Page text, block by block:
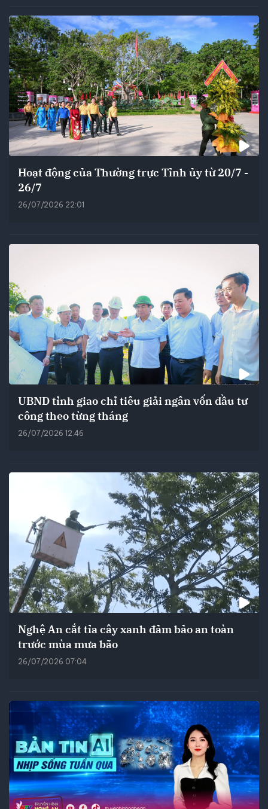
Hoạt động của Thường trực Tỉnh ủy từ 20/7 -
26/7
26/07/2026 22:01
UBND tỉnh giao chỉ tiêu giải ngân vốn đầu tư
công theo từng tháng
26/07/2026 12:46
Nghệ An cắt tỉa cây xanh đảm bảo an toàn
trước mùa mưa bão
26/07/2026 07:04